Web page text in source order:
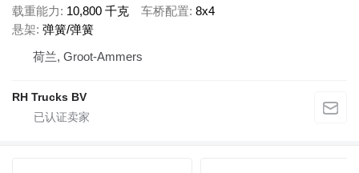
载重能力
10,800 千克 车桥配置 8x4
悬架 弹簧/弹簧
荷兰, Groot-Ammers
RH Trucks BV